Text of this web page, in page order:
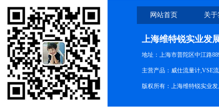
网站首页 关
上海维特锐实业发
地址：上海市普陀区中江路
主营产品：威仕流量计,VSE
版权所有：上海维特锐实业